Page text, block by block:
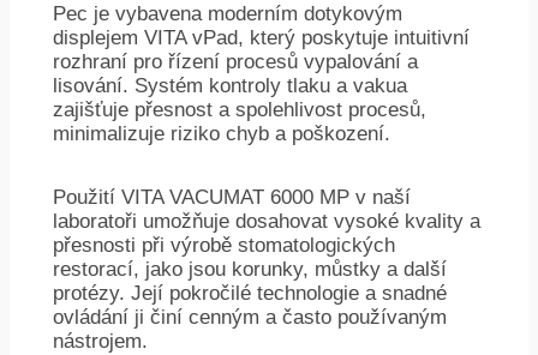
Pec je vybavena moderním dotykovým
displejem VITA vPad, který poskytuje intuitivní
rozhraní pro řízení procesů vypalování a
lisování. Systém kontroly tlaku a vakua
zajišťuje přesnost a spolehlivost procesů,
minimalizuje riziko chyb a poškození.
Použití VITA VACUMAT 6000 MP v naší
laboratoři umožňuje dosahovat vysoké kvality a
přesnosti při výrobě stomatologických
restorací, jako jsou korunky, můstky a další
protézy. Její pokročilé technologie a snadné
ovládání ji činí cenným a často používaným
nástrojem.